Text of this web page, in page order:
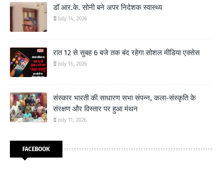
डॉ आर.के. सोनी बने अपर निदेशक स्वास्थ्य
July 14, 2026
रात 12 से सुबह 6 बजे तक बंद रहेगा सोशल मीडिया एक्सेस
July 16, 2026
संस्कार भारती की साधारण सभा संपन्न, कला-संस्कृति के
संरक्षण और विस्तार पर हुआ मंथन
July 11, 2026
FACEBOOK